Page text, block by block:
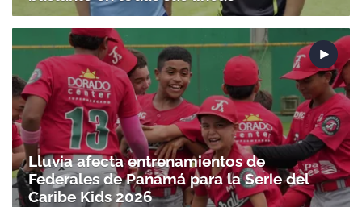
Lluvia afecta entrenamientos de
Federales de Panamá para la Serie del
Caribe Kids 2026